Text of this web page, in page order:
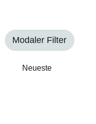
Modaler Filter
Neueste